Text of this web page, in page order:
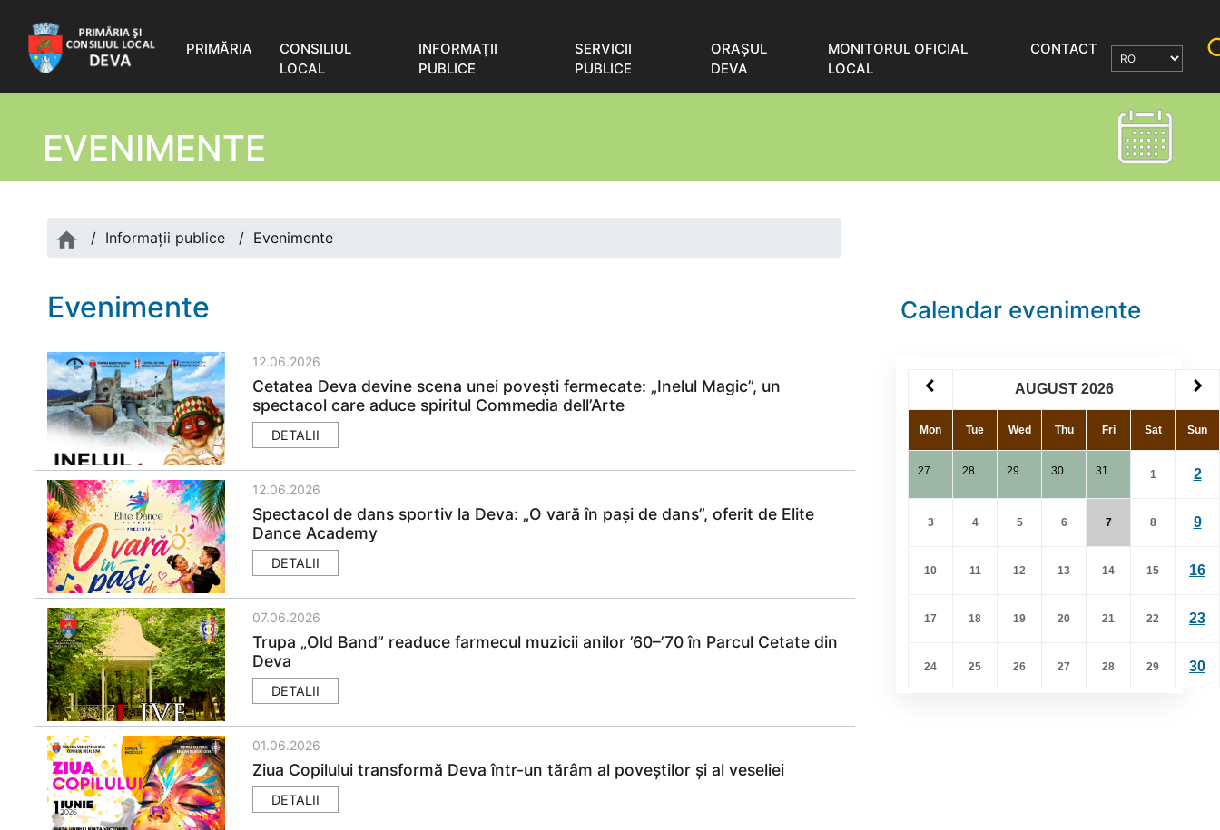
PRIMĂRIA
CONSILIUL
LOCAL
INFORMAŢII
PUBLICE
SERVICII
PUBLICE
ORAŞUL
DEVA
MONITORUL OFICIAL
LOCAL
CONTACT
EVENIMENTE
/ Informații publice / Evenimente
Evenimente
12.06.2026
Cetatea Deva devine scena unei povești fermecate: „Inelul Magic”, un
spectacol care aduce spiritul Commedia dell’Arte
DETALII
12.06.2026
Spectacol de dans sportiv la Deva: „O vară în pași de dans”, oferit de Elite
Dance Academy
DETALII
07.06.2026
Trupa „Old Band” readuce farmecul muzicii anilor ’60–’70 în Parcul Cetate din
Deva
DETALII
01.06.2026
Ziua Copilului transformă Deva într-un tărâm al poveștilor și al veseliei
DETALII
Calendar evenimente